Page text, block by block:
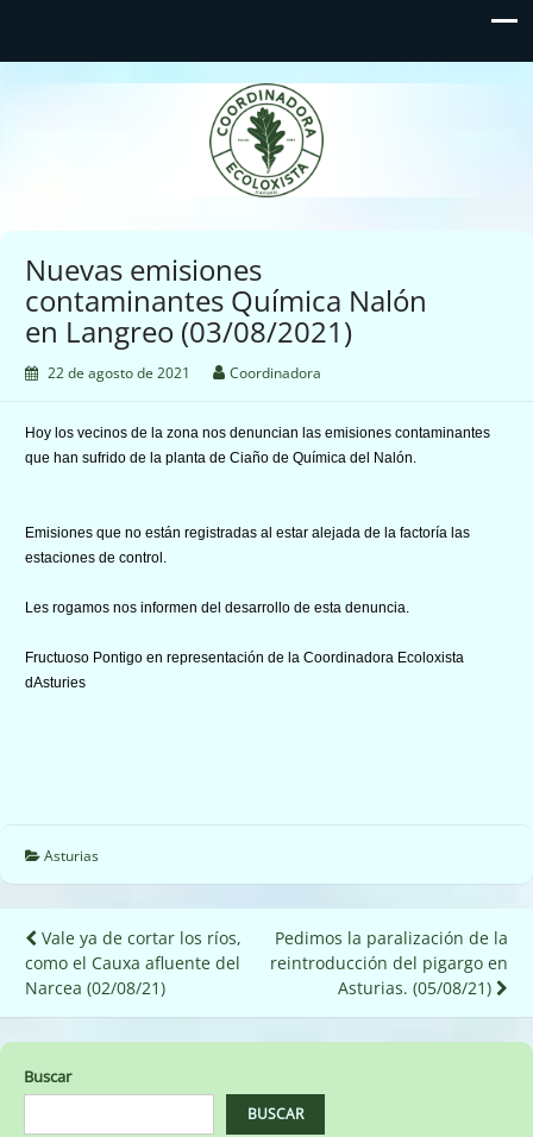
Coordinadora Ecoloxista
d'Asturies
Nuevas emisiones
contaminantes Química Nalón
en Langreo (03/08/2021)
22 de agosto de 2021 Coordinadora
Hoy los vecinos de la zona nos denuncian las emisiones contaminantes
que han sufrido de la planta de Ciaño de Química del Nalón.
Emisiones que no están registradas al estar alejada de la factoría las
estaciones de control.
Les rogamos nos informen del desarrollo de esta denuncia.
Fructuoso Pontigo en representación de la Coordinadora Ecoloxista
dAsturies
Asturias
Navegación
de
entradas
Vale ya de cortar los ríos,
como el Cauxa afluente del
Narcea (02/08/21)
Pedimos la paralización de la
reintroducción del pigargo en
Asturias. (05/08/21)
Buscar
BUSCAR